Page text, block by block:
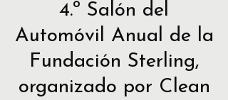
4.º Salón del
Automóvil Anual de la
Fundación Sterling,
organizado por Clean